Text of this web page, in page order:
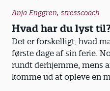
Anja Enggren, stresscoach
Hvad har du lyst
Det er forskelligt, hvad
første dage af sin ferie.
rundt derhjemme, mens
komme ud at opleve en